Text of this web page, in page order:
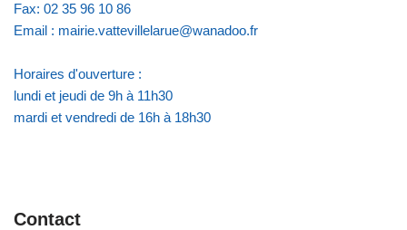
Fax: 02 35 96 10 86
Email : mairie.vattevillelarue@wanadoo.fr
Horaires d'ouverture :
lundi et jeudi de 9h à 11h30
mardi et vendredi de 16h à 18h30
Contact